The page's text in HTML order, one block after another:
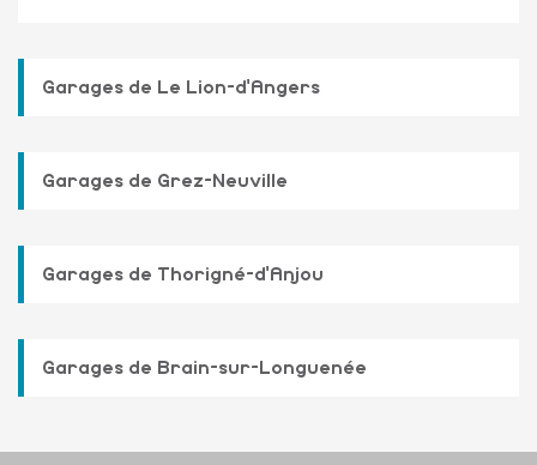
Garages de Le Lion-d'Angers
Garages de Grez-Neuville
Garages de Thorigné-d'Anjou
Garages de Brain-sur-Longuenée